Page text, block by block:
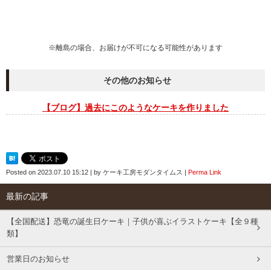
※離島の場合、お届けが不可になる可能性があります
その他のお知らせ
【ブログ】過去にこのようなケーキを作りました
Posted on 2023.07.10 15:12 | by ケーキ工房モダンタイムス | Perma Link
最新の記事
【全国配送】恐竜の誕生日ケーキ｜子供が喜ぶイラストケーキ【全９種
類】
営業日のお知らせ